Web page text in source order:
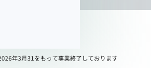
年3月31をもって事業終了しております